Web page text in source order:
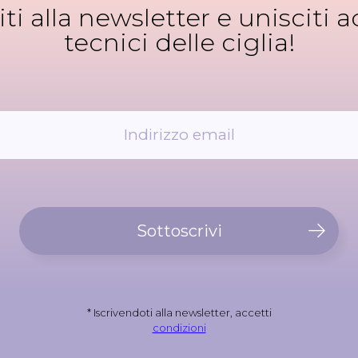
alla newsletter e unisciti
tecnici delle ciglia!
Sottoscrivi
* Iscrivendoti alla newsletter, accetti
condizioni